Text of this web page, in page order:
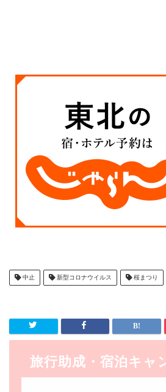
中止 新型コロナウイルス 桜まつり
旅行助成・宿泊キャ